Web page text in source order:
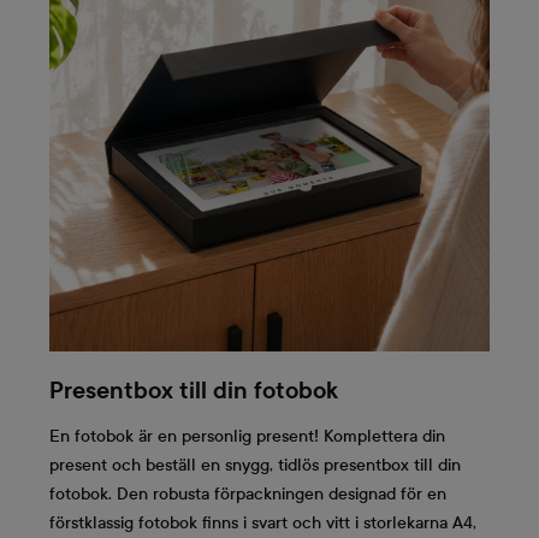
Presentbox till din fotobok
En fotobok är en personlig present! Komplettera din
present och beställ en snygg, tidlös presentbox till din
fotobok. Den robusta förpackningen designad för en
förstklassig fotobok finns i svart och vitt i storlekarna A4,